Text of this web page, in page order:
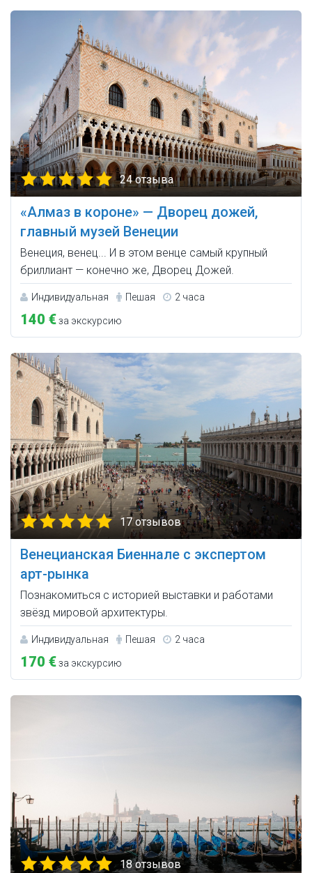
24 отзыва
«Алмаз в короне» — Дворец дожей,
главный музей Венеции
Венеция, венец... И в этом венце самый крупный
бриллиант — конечно же, Дворец Дожей.
Индивидуальная Пешая 2 часа
140 €за экскурсию
17 отзывов
Венецианская Биеннале с экспертом
арт-рынка
Познакомиться с историей выставки и работами
звёзд мировой архитектуры.
Индивидуальная Пешая 2 часа
170 €за экскурсию
18 отзывов